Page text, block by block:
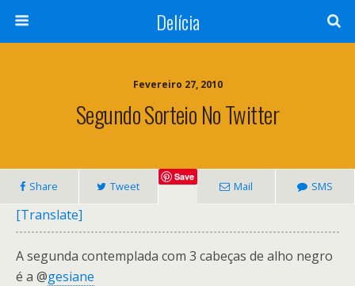
Delícia
Fevereiro 27, 2010
Segundo Sorteio No Twitter
Share Tweet
Save
Mail SMS
[Translate]
A segunda contemplada com 3 cabeças de alho negro
é a @gesiane